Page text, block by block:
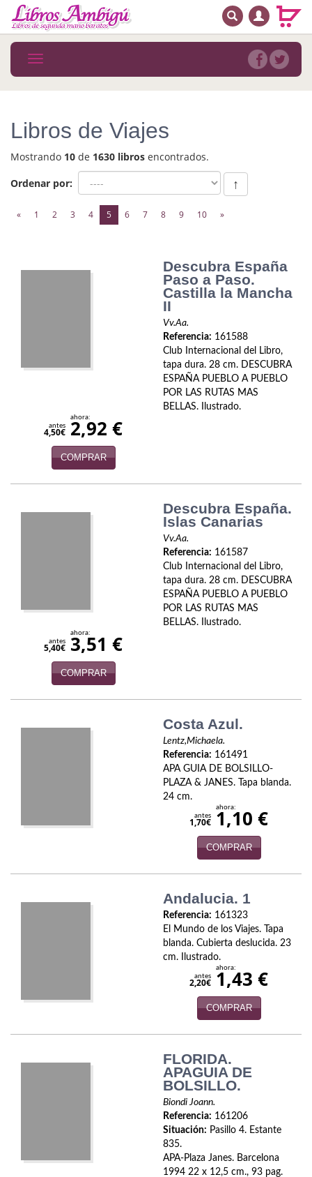
MENÚ PRINCIPAL
Novedades
MATERIAS
Astrología. Ocultismo
Autoayuda. Conocimiento personal
Cuentos y relatos
Enciclopedias
historia
Matemáticas
BUSCAR
Toggle
navigation
Libros de Viajes
Mostrando 10 de 1630 libros encontrados.
Ordenar por:
↑
« 1 2 3 4 5(current)
6 7 8 9 10 »
Descubra España
Paso a Paso.
Castilla la Mancha
II
Vv.Aa.
Referencia: 161588
Club Internacional del Libro,
tapa dura. 28 cm. DESCUBRA
ESPAÑA PUEBLO A PUEBLO
POR LAS RUTAS MAS
BELLAS. Ilustrado.
antes
4,50€
ahora:
2,92 €
COMPRAR
Descubra España.
Islas Canarias
Vv.Aa.
Referencia: 161587
Club Internacional del Libro,
tapa dura. 28 cm. DESCUBRA
ESPAÑA PUEBLO A PUEBLO
POR LAS RUTAS MAS
BELLAS. Ilustrado.
antes
5,40€
ahora:
3,51 €
COMPRAR
Costa Azul.
Lentz,Michaela.
Referencia: 161491
APA GUIA DE BOLSILLO-
PLAZA & JANES. Tapa blanda.
24 cm.
antes
1,70€
ahora:
1,10 €
COMPRAR
Andalucia. 1
Referencia: 161323
El Mundo de los Viajes. Tapa
blanda. Cubierta deslucida. 23
cm. Ilustrado.
antes
2,20€
ahora:
1,43 €
COMPRAR
FLORIDA.
APAGUIA DE
BOLSILLO.
Biondi Joann.
Referencia: 161206
Situación: Pasillo 4. Estante
835.
APA-Plaza Janes. Barcelona
1994 22 x 12,5 cm., 93 pag.